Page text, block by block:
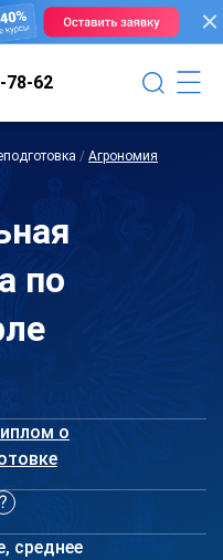
78-62
/ Агрономия
по
о
среднее